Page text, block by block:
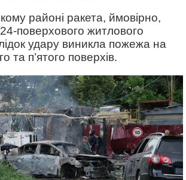
районі ракета, ймовірно,
поверхового житлового
удару виникла пожежа на
та п’ятого поверхів.